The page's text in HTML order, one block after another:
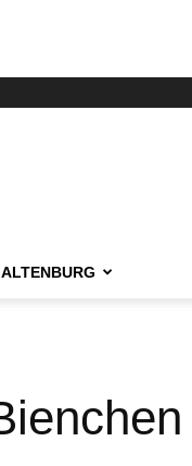
ALTENBURG